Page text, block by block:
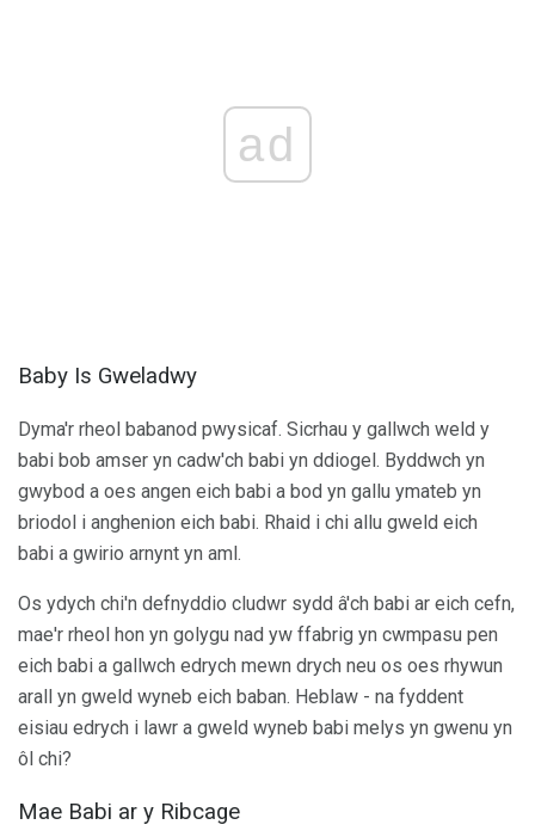
ad
Baby Is Gweladwy
Dyma'r rheol babanod pwysicaf. Sicrhau y gallwch weld y
babi bob amser yn cadw'ch babi yn ddiogel. Byddwch yn
gwybod a oes angen eich babi a bod yn gallu ymateb yn
briodol i anghenion eich babi. Rhaid i chi allu gweld eich
babi a gwirio arnynt yn aml.
Os ydych chi'n defnyddio cludwr sydd â'ch babi ar eich cefn,
mae'r rheol hon yn golygu nad yw ffabrig yn cwmpasu pen
eich babi a gallwch edrych mewn drych neu os oes rhywun
arall yn gweld wyneb eich baban. Heblaw - na fyddent
eisiau edrych i lawr a gweld wyneb babi melys yn gwenu yn
ôl chi?
Mae Babi ar y Ribcage